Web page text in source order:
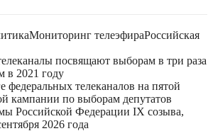
Мониторинг телеэфираРоссийская
посвящают выборам в три раза
в 2021 году
федеральных телеканалов на пятой
кампании по выборам депутатов
Российской Федерации IX созыва,
2026 года